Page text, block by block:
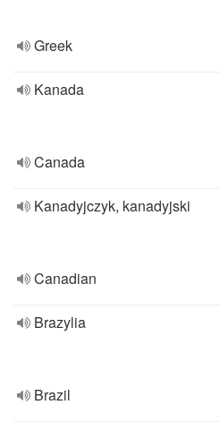
Greek
Kanada
Canada
Kanadyjczyk, kanadyjski
Canadian
Brazylia
Brazil